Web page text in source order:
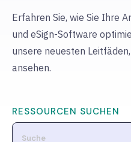
Erfahren Sie, wie Sie Ihre
und eSign-Software
unsere neuesten
ansehen.
RESSOURCEN SUCHEN